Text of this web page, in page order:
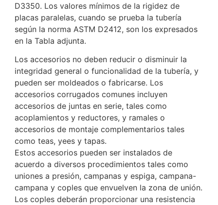
D3350. Los valores mínimos de la rigidez de
placas paralelas, cuando se prueba la tubería
según la norma ASTM D2412, son los expresados
en la Tabla adjunta.
Los accesorios no deben reducir o disminuir la
integridad general o funcionalidad de la tubería, y
pueden ser moldeados o fabricarse. Los
accesorios corrugados comunes incluyen
accesorios de juntas en serie, tales como
acoplamientos y reductores, y ramales o
accesorios de montaje complementarios tales
como teas, yees y tapas.
Estos accesorios pueden ser instalados de
acuerdo a diversos procedimientos tales como
uniones a presión, campanas y espiga, campana-
campana y coples que envuelven la zona de unión.
Los coples deberán proporcionar una resistencia